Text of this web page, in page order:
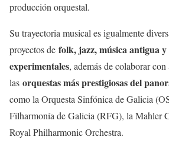
producción orquestal.
Su trayectoria musical es igualmente
proyectos de folk, jazz, música antigua y
experimentales, además de colaborar con
las orquestas más prestigiosas del
como la Orquesta Sinfónica de Galicia
Filharmonía de Galicia (RFG), la Mahler
Royal Philharmonic Orchestra.